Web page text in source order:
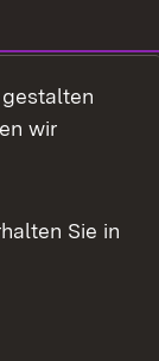
wir
Sie in